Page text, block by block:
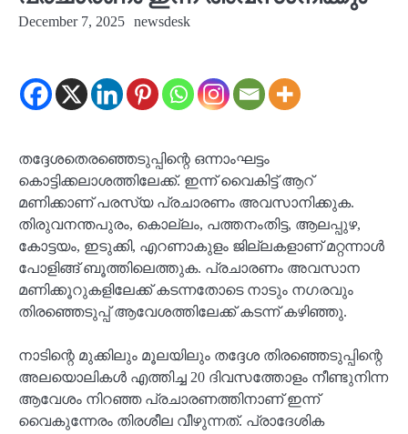
December 7, 2025 newsdesk
തദ്ദേശതെരഞ്ഞെടുപ്പിന്റെ ഒന്നാംഘട്ടം
കൊട്ടിക്കലാശത്തിലേക്ക്. ഇന്ന് വൈകിട്ട് ആറ്
മണിക്കാണ് പരസ്യ പ്രചാരണം അവസാനിക്കുക.
തിരുവനന്തപുരം, കൊല്ലം, പത്തനംതിട്ട, ആലപ്പുഴ,
കോട്ടയം, ഇടുക്കി, എറണാകുളം ജില്ലകളാണ് മറ്റന്നാൾ
പോളിങ്ങ് ബൂത്തിലെത്തുക. പ്രചാരണം അവസാന
മണിക്കൂറുകളിലേക്ക് കടന്നതോടെ നാടും നഗരവും
തിരഞ്ഞെടുപ്പ് ആവേശത്തിലേക്ക് കടന്ന് കഴിഞ്ഞു.
നാടിന്റെ മുക്കിലും മൂലയിലും തദ്ദേശ തിരഞ്ഞെടുപ്പിന്റെ
അലയൊലികൾ എത്തിച്ച 20 ദിവസത്തോളം നീണ്ടുനിന്ന
ആവേശം നിറഞ്ഞ പ്രചാരണത്തിനാണ് ഇന്ന്
വൈകുന്നേരം തിരശീല വീഴുന്നത്. പ്രാദേശിക